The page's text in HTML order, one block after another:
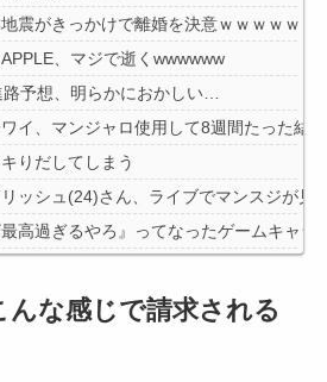
地震がきっかけで離婚を決意ｗｗｗｗｗ
、マジで逝くwwwwww
路予想、明らかにおかしい…
ワイ、マンジャロ使用して8週間たった結果
りだしてしまう
リッシュ(24)さん、ライブでマンスジが見
最高過ぎるやろ』ってなったゲームキャラ
んな感じで請求される